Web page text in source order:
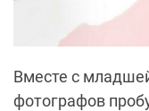
Вместе с
фотографов